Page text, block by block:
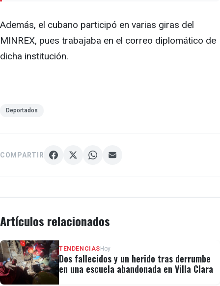
Además, el cubano participó en varias giras del
MINREX, pues trabajaba en el correo diplomático de
dicha institución.
Deportados
COMPARTIR
Artículos relacionados
TENDENCIAS Hoy
Dos fallecidos y un herido tras derrumbe
en una escuela abandonada en Villa Clara